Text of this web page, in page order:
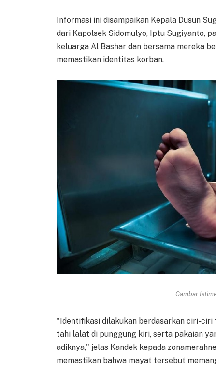
Informasi ini disampaikan Kepala Dusun
dari Kapolsek Sidomulyo, Iptu Sugiyanto,
keluarga Al Bashar dan bersama mereka
memastikan identitas korban.
Gambar
"Identifikasi dilakukan berdasarkan ciri-
tahi lalat di punggung kiri, serta pakaian
adiknya," jelas Kandek kepada
memastikan bahwa mayat tersebut